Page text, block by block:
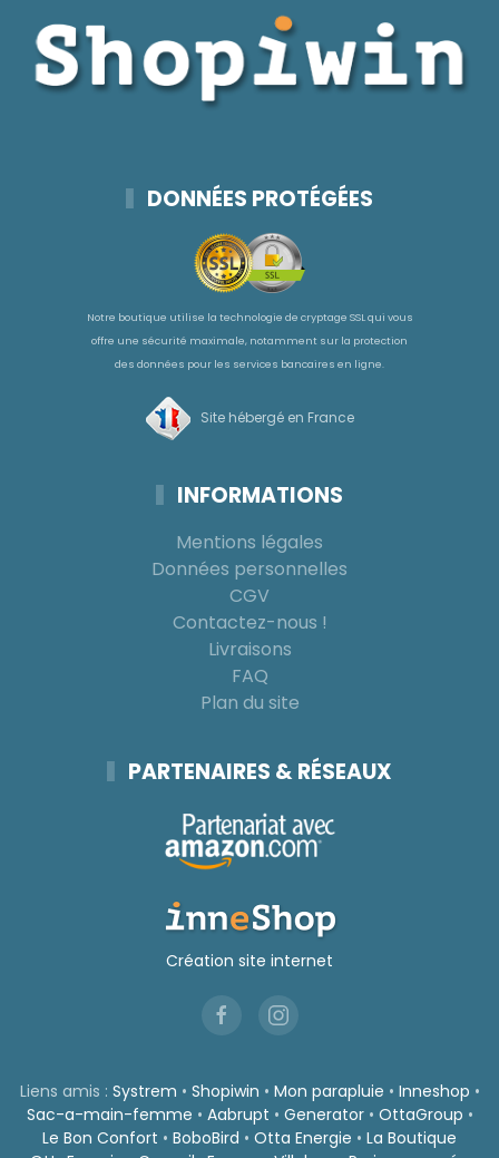
DONNÉES PROTÉGÉES
Notre boutique utilise la technologie de cryptage SSL qui vous
offre une sécurité maximale, notamment sur la protection
des données pour les services bancaires en ligne.
Site hébergé en France
INFORMATIONS
Mentions légales
Données personnelles
CGV
Contactez-nous !
Livraisons
FAQ
Plan du site
PARTENAIRES & RÉSEAUX
Création site internet
Liens amis : Systrem • Shopiwin • Mon parapluie • Inneshop •
Sac-a-main-femme • Aabrupt • Generator• OttaGroup •
Le Bon Confort • BoboBird • Otta Energie • La Boutique